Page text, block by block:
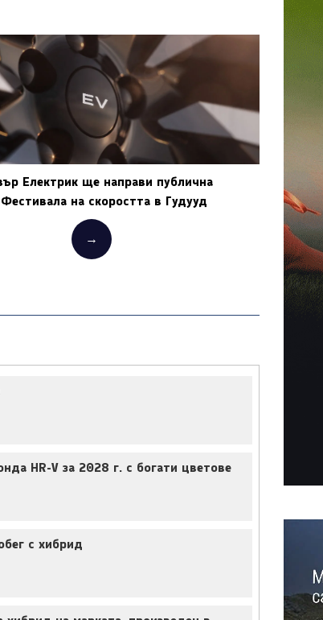
Електрик ще направи публична
на скоростта в Гудууд
→
HR-V за 2028 г. с богати цветове
с хибрид